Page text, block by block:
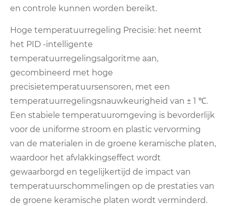
en controle kunnen worden bereikt.
Hoge temperatuurregeling Precisie: het neemt
het PID -intelligente
temperatuurregelingsalgoritme aan,
gecombineerd met hoge
precisietemperatuursensoren, met een
temperatuurregelingsnauwkeurigheid van ± 1 ℃.
Een stabiele temperatuuromgeving is bevorderlijk
voor de uniforme stroom en plastic vervorming
van de materialen in de groene keramische platen,
waardoor het afvlakkingseffect wordt
gewaarborgd en tegelijkertijd de impact van
temperatuurschommelingen op de prestaties van
de groene keramische platen wordt verminderd.